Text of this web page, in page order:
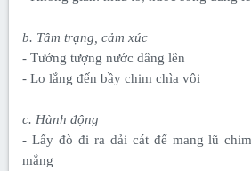
b. Tâm trạng, cảm xúc
- Tưởng tượng nước dâng lên
- Lo lắng đến bầy chim chìa vôi
c. Hành động
- Lấy đò đi ra dải cát để mang lũ
mắng